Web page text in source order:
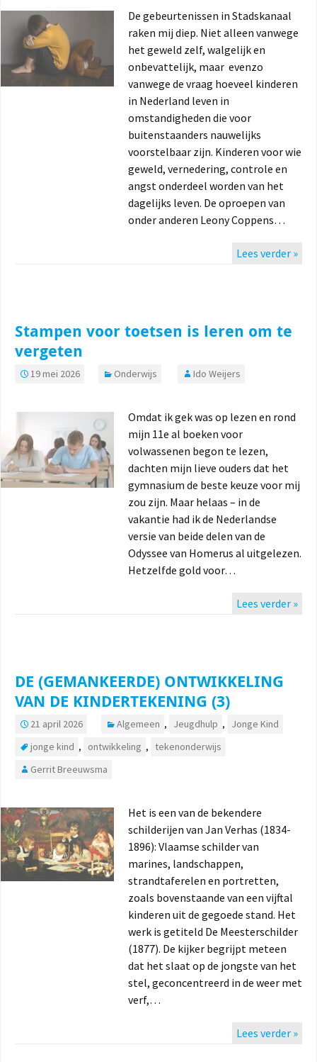
De gebeurtenissen in Stadskanaal
raken mij diep. Niet alleen vanwege
het geweld zelf, walgelijk en
onbevattelijk, maar evenzo
vanwege de vraag hoeveel kinderen
in Nederland leven in
omstandigheden die voor
buitenstaanders nauwelijks
voorstelbaar zijn. Kinderen voor wie
geweld, vernedering, controle en
angst onderdeel worden van het
dagelijks leven. De oproepen van
onder anderen Leony Coppens…
Lees verder »
Stampen voor toetsen is leren om te
vergeten
19 mei 2026 Onderwijs Ido Weijers
Omdat ik gek was op lezen en rond
mijn 11e al boeken voor
volwassenen begon te lezen,
dachten mijn lieve ouders dat het
gymnasium de beste keuze voor mij
zou zijn. Maar helaas – in de
vakantie had ik de Nederlandse
versie van beide delen van de
Odyssee van Homerus al uitgelezen.
Hetzelfde gold voor…
Lees verder »
DE (GEMANKEERDE) ONTWIKKELING
VAN DE KINDERTEKENING (3)
21 april 2026 Algemeen , Jeugdhulp ,
Jonge Kind
jonge kind , ontwikkeling ,
tekenonderwijs
Gerrit Breeuwsma
Het is een van de bekendere
schilderijen van Jan Verhas (1834-
1896): Vlaamse schilder van
marines, landschappen,
strandtaferelen en portretten,
zoals bovenstaande van een vijftal
kinderen uit de gegoede stand. Het
werk is getiteld De Meesterschilder
(1877). De kijker begrijpt meteen
dat het slaat op de jongste van het
stel, geconcentreerd in de weer met
verf,…
Lees verder »